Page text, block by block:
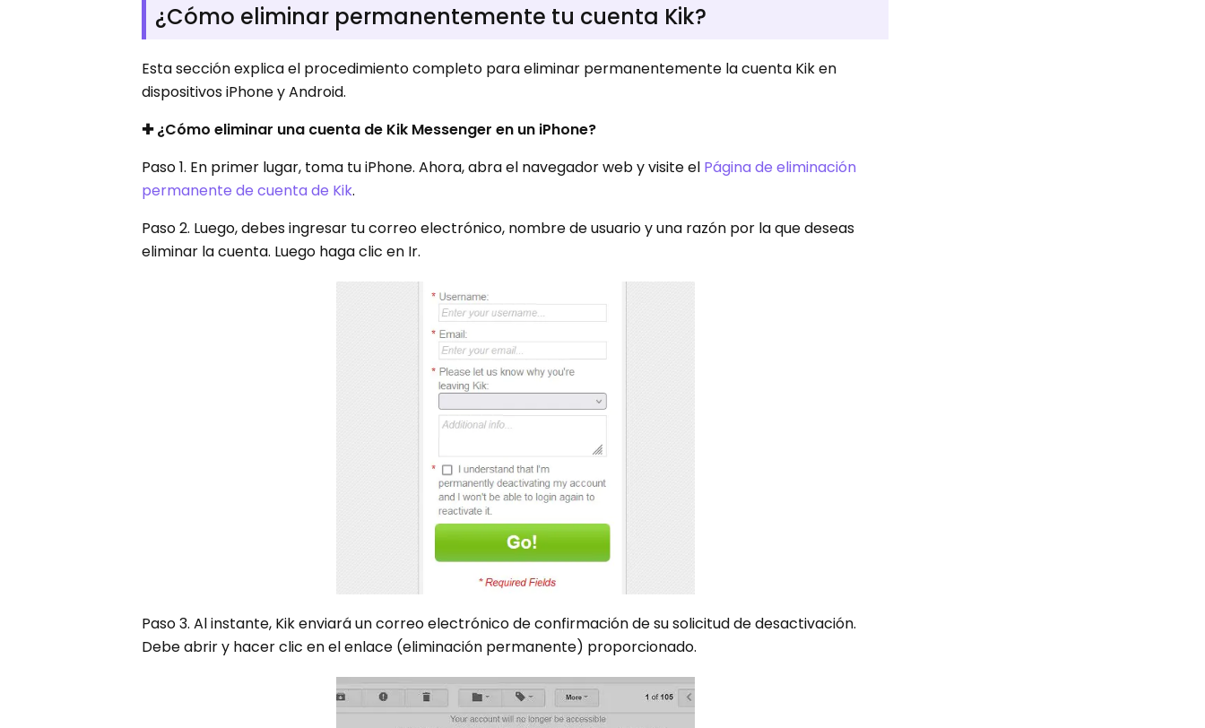
¿Cómo eliminar permanentemente tu cuenta Kik?
Esta sección explica el procedimiento completo para eliminar permanentemente la cuenta Kik en
dispositivos iPhone y Android.
✚ ¿Cómo eliminar una cuenta de Kik Messenger en un iPhone?
Paso 1. En primer lugar, toma tu iPhone. Ahora, abra el navegador web y visite el Página de eliminación
permanente de cuenta de Kik.
Paso 2. Luego, debes ingresar tu correo electrónico, nombre de usuario y una razón por la que deseas
eliminar la cuenta. Luego haga clic en Ir.
Paso 3. Al instante, Kik enviará un correo electrónico de confirmación de su solicitud de desactivación.
Debe abrir y hacer clic en el enlace (eliminación permanente) proporcionado.